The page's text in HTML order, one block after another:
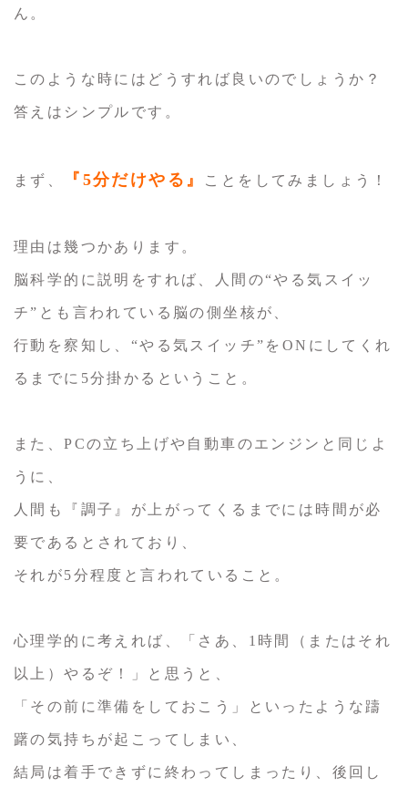
ん。
このような時にはどうすれば良いのでしょうか？
答えはシンプルです。
まず、 『5分だけやる』 ことをしてみましょう！
理由は幾つかあります。
脳科学的に説明をすれば、人間の“やる気スイッ
チ”とも言われている脳の側坐核が、
行動を察知し、“やる気スイッチ”をONにしてくれ
るまでに5分掛かるということ。
また、PCの立ち上げや自動車のエンジンと同じよ
うに、
人間も『調子』が上がってくるまでには時間が必
要であるとされており、
それが5分程度と言われていること。
心理学的に考えれば、「さあ、1時間（またはそれ
以上）やるぞ！」と思うと、
「その前に準備をしておこう」といったような躊
躇の気持ちが起こってしまい、
結局は着手できずに終わってしまったり、後回し